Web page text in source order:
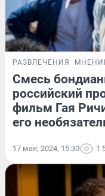
РАЗВЛЕЧЕНИЯ
Смесь
российский
фильм Гая
его
17 мая, 2024, 15:30 1